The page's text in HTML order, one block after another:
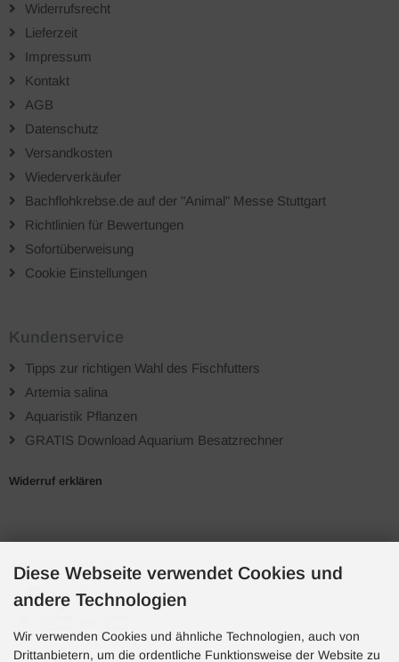
Widerrufsrecht
Lieferzeit
Impressum
Kontakt
AGB
Datenschutz
Versandkosten
Wiederverkäufer
Bachflohkrebse.de auf der "Animal" Messe Stuttgart
Richtlinien für Bewertungen
Sofortüberweisung
Cookie Einstellungen
Kundenservice
Tipps zur richtigen Wahl des Fischfutters
Artemia salina
Aquaristik Pflanzen
GRATIS Download Aquarium Besatzrechner
Widerruf erklären
Zahlungsarten
Diese Webseite verwendet Cookies und
andere Technologien
Wir verwenden Cookies und ähnliche Technologien, auch von
Drittanbietern, um die ordentliche Funktionsweise der Website zu